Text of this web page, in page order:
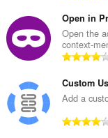
Open in
Open the
context-
Custom
Add a